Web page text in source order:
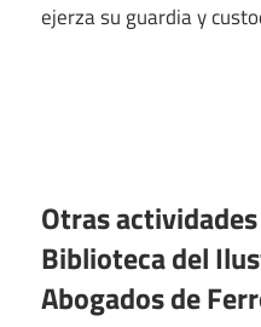
ejerza su guardia y
Otras
Biblioteca del
Abogados de